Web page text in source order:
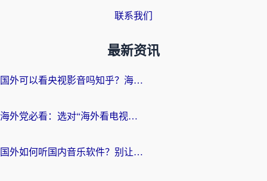
联系我们
最新资讯
国外可以看央视影音吗知乎？海外党亲测有效的回国加速方案
海外党必看：选对“海外看电视剧软件”，再也不用愁国内剧刷不了
国外如何听国内音乐软件？别让地域限制，断了你的中文歌单